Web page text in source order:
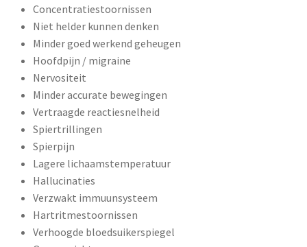
Concentratiestoornissen
Niet helder kunnen denken
Minder goed werkend geheugen
Hoofdpijn / migraine
Nervositeit
Minder accurate bewegingen
Vertraagde reactiesnelheid
Spiertrillingen
Spierpijn
Lagere lichaamstemperatuur
Hallucinaties
Verzwakt immuunsysteem
Hartritmestoornissen
Verhoogde bloedsuikerspiegel